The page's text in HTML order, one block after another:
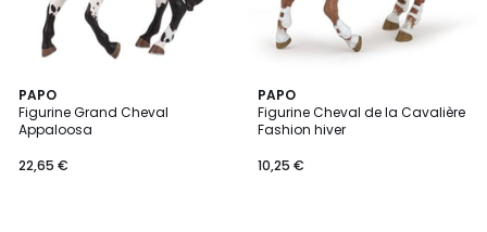
PAPO
Figurine Grand Cheval
Appaloosa
22,65 €
PAPO
Figurine Cheval de la Cavalière
Fashion hiver
10,25 €